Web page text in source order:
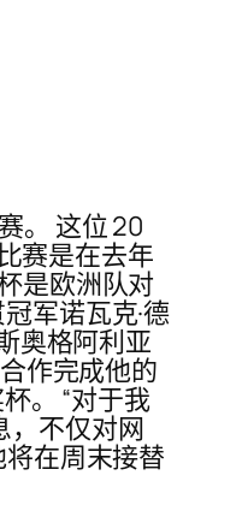
。 这位 20
赛是在去年
是欧洲队对
军诺瓦克·德
奥格阿利亚
作完成他的
。 “对于我
，不仅对网
在周末接替